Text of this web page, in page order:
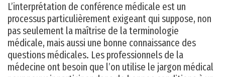
L’interprétation de conférence médicale est un
processus particulièrement exigeant qui suppose, non
pas seulement la maîtrise de la terminologie
médicale, mais aussi une bonne connaissance des
questions médicales. Les professionnels de la
médecine ont besoin que l’on utilise le jargon médical